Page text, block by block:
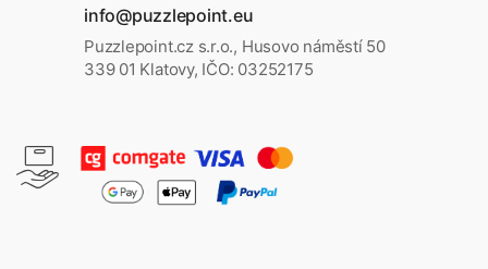
info@puzzlepoint.eu
Puzzlepoint.cz s.r.o., Husovo náměstí 50
339 01 Klatovy, IČO: 03252175